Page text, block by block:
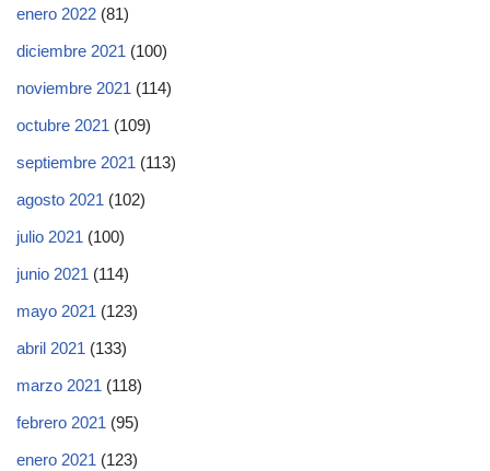
enero 2022 (81)
diciembre 2021 (100)
noviembre 2021 (114)
octubre 2021 (109)
septiembre 2021 (113)
agosto 2021 (102)
julio 2021 (100)
junio 2021 (114)
mayo 2021 (123)
abril 2021 (133)
marzo 2021 (118)
febrero 2021 (95)
enero 2021 (123)